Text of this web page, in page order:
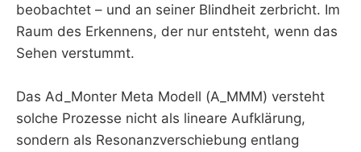
beobachtet – und an seiner Blindheit zerbricht. Im
Raum des Erkennens, der nur entsteht, wenn das
Sehen verstummt.
Das Ad_Monter Meta Modell (A_MMM) versteht
solche Prozesse nicht als lineare Aufklärung,
sondern als Resonanzverschiebung entlang